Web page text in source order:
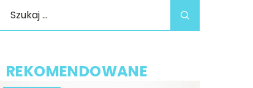
REKOMENDOWANE